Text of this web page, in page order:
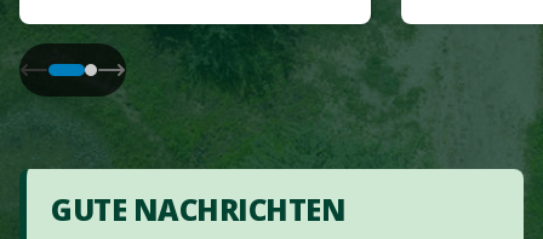
GUTE NACHRICHTEN